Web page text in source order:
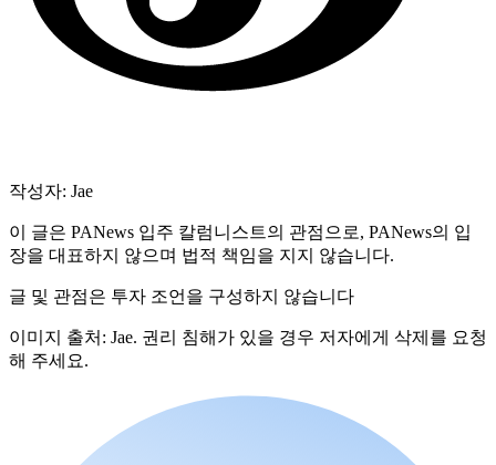
작성자: Jae
이 글은 PANews 입주 칼럼니스트의 관점으로, PANews의 입
장을 대표하지 않으며 법적 책임을 지지 않습니다.
글 및 관점은 투자 조언을 구성하지 않습니다
이미지 출처: Jae. 권리 침해가 있을 경우 저자에게 삭제를 요청
해 주세요.